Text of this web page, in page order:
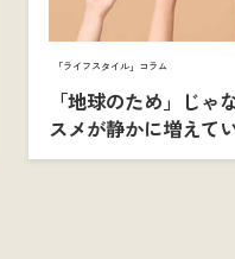
「ライフスタイル」コラム
「地球のため」じゃ
スメが静かに増えて